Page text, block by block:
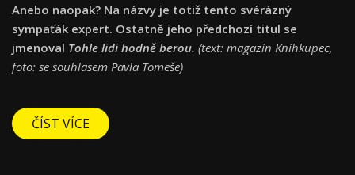
Anebo naopak? Na názvy je totiž tento svérázný
sympaťák expert. Ostatně jeho předchozí titul se
jmenoval Tohle lidi hodně berou. (text: magazín Knihkupec,
foto: se souhlasem Pavla Tomeše)
ČÍST VÍCE